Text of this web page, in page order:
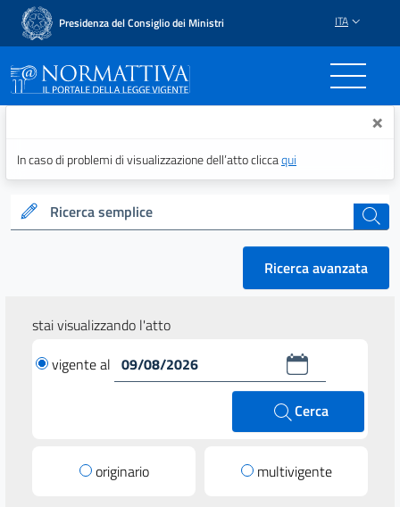
Presidenza del Consiglio dei Ministri ITA
Normattiva - Il portale ×
In caso di problemi di visualizzazione dell’atto cliccaqui
Ricerca semplice cerca
Ricerca avanzata
stai visualizzando l'atto
vigente al
Cerca
originario multivigente